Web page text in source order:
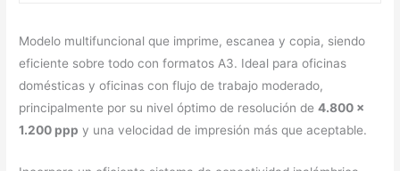
Modelo multifuncional que imprime, escanea y copia, siendo
eficiente sobre todo con formatos A3. Ideal para oficinas
domésticas y oficinas con flujo de trabajo moderado,
principalmente por su nivel óptimo de resolución de4.800 x
1.200 ppp y una velocidad de impresión más que aceptable.